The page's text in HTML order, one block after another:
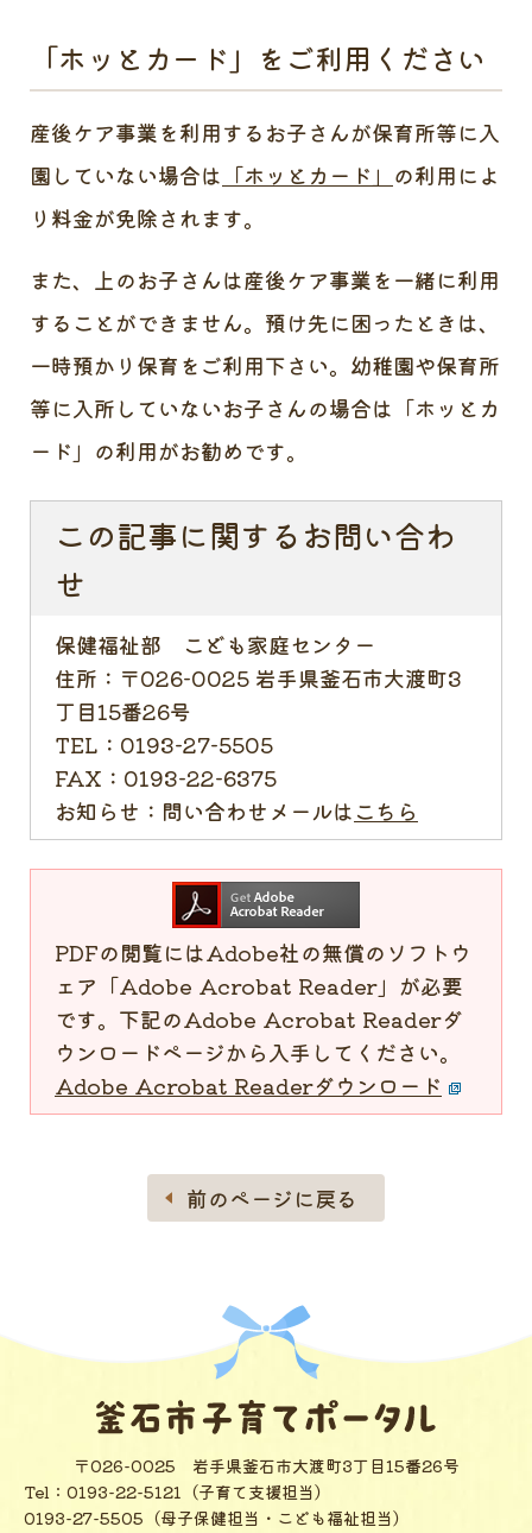
「ホッとカード」をご利用ください
産後ケア事業を利用するお子さんが保育所等に入
園していない場合は 「ホッとカード」 の利用によ
り料金が免除されます。
また、上のお子さんは産後ケア事業を一緒に利用
することができません。預け先に困ったときは、
一時預かり保育をご利用下さい。幼稚園や保育所
等に入所していないお子さんの場合は「ホッとカ
ード」の利用がお勧めです。
この記事に関するお問い合わ
せ
保健福祉部 こども家庭センター
住所： 〒026-0025 岩手県釜石市大渡町3
丁目15番26号
TEL： 0193-27-5505
FAX： 0193-22-6375
お知らせ： 問い合わせメールはこちら
PDFの閲覧にはAdobe社の無償のソフトウ
ェア「Adobe Acrobat Reader」が必要
です。下記のAdobe Acrobat Readerダ
ウンロードページから入手してください。
Adobe Acrobat Readerダウンロード
前のページに戻る
〒026-0025
岩手県釜石市大渡町3丁目15番26号
Tel： 0193-22-5121（子育て支援担当）
0193-27-5505（母子保健担当・こども福祉担当）